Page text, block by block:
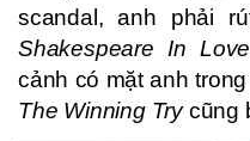
scandal, anh phải
Shakespeare In Love
cảnh có mặt anh
The Winning Trycũng